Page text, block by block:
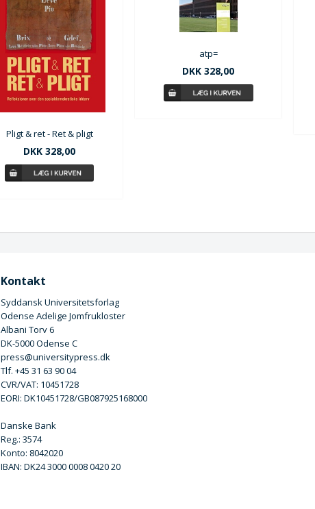
Pligt & ret - Ret & pligt
DKK 328,00
atp=
DKK 328,00
Kontakt
Syddansk Universitetsforlag
Odense Adelige Jomfrukloster
Albani Torv 6
DK-5000 Odense C
press@universitypress.dk
Tlf. +45 31 63 90 04
CVR/VAT: 10451728
EORI: DK10451728/GB087925168000
Danske Bank
Reg.: 3574
Konto: 8042020
IBAN: DK24 3000 0008 0420 20